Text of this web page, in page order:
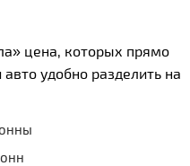
цена, которых прямо
удобно разделить на